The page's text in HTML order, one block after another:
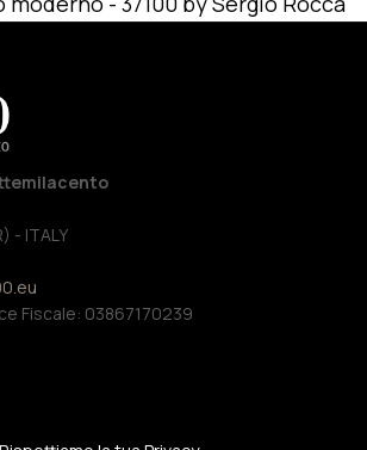
- ITALY
Fiscale: 03867170239